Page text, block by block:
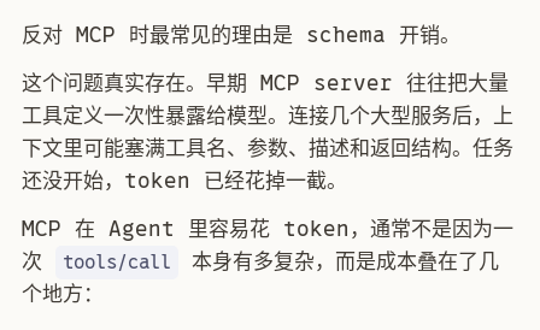
反对 MCP 时最常见的理由是 schema 开销。
这个问题真实存在。早期 MCP server 往往把大量
工具定义一次性暴露给模型。连接几个大型服务后，上
下文里可能塞满工具名、参数、描述和返回结构。任务
还没开始，token 已经花掉一截。
MCP 在 Agent 里容易花 token，通常不是因为一
次
tools/call
本身有多复杂，而是成本叠在了几
个地方：